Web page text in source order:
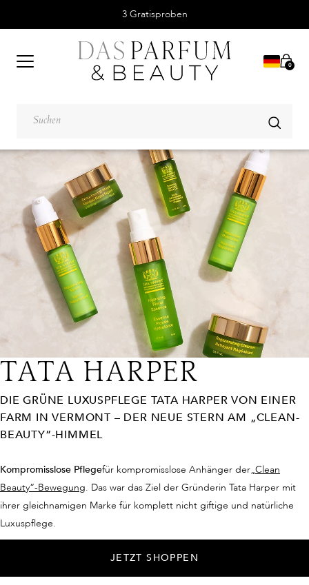
3 Gratisproben
0
TATA HARPER
DIE GRÜNE LUXUSPFLEGE TATA HARPER VON EINER
FARM IN VERMONT – DER NEUE STERN AM „CLEAN-
BEAUTY“-HIMMEL
Kompromisslose Pflegefür kompromisslose Anhänger der„Clean
Beauty“-Bewegung. Das war das Ziel der Gründerin Tata Harper mit
ihrer gleichnamigen Marke für komplett nicht giftige und natürliche
Luxuspflege.
JETZT SHOPPEN